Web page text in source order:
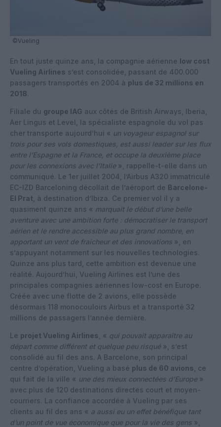
©Vueling
En tout juste quinze ans, la compagnie aérienne low cost
Vueling Airlines s’est consolidée, passant de 400.000
passagers transportés en 2004 à plus de 32 millions en
2018.
Filiale du groupe IAG aux côtés de British Airways, Iberia,
Aer Lingus et Level, la spécialiste espagnole du vol pas
cher transporte aujourd’hui « un voyageur espagnol sur
trois pour ses vols domestiques, est aussi leader sur les flux
entre l’Espagne et la France, et occupe la deuxième place
pour les connexions avec l’Italie », rappelle-t-elle dans un
communiqué. Le 1er juillet 2004, l’Airbus A320 immatriculé
EC-IZD Barceloning décollait de l’aéroport de Barcelone-
El Prat , à destination d’Ibiza. Ce premier vol il y a
quasiment quinze ans « marquait le début d’une belle
aventure avec une ambition forte : démocratiser le transport
aérien et le rendre accessible au plus grand nombre, en
apportant un vent de fraicheur et des innovations », en
s’appuyant notamment sur les nouvelles technologies.
Quinze ans plus tard, cette ambition est devenue une
réalité. Aujourd’hui, Vueling Airlines est l’une des
principales compagnies aériennes low-cost en Europe.
Créée avec une flotte de 2 avions, elle possède
désormais 118 monocouloirs Airbus et a transporté 32
millions de passagers l’année dernière.
Le projet Vueling Airlines , « qui pouvait apparaître au
départ comme différent et quelque peu risqué », s’est
consolidé au fil des ans. A Barcelone, son principal
centre d’opération, Vueling a basé plus de 60 avions , ce
qui fait de la ville « une des mieux connectées d’Europe »
avec plus de 120 destinations directes court et moyen-
courriers. La confiance accordée à Vueling par ses
clients au fil des ans « a aussi eu un effet bénéfique tant
d’un point de vue économique que pour la vie des gens »,